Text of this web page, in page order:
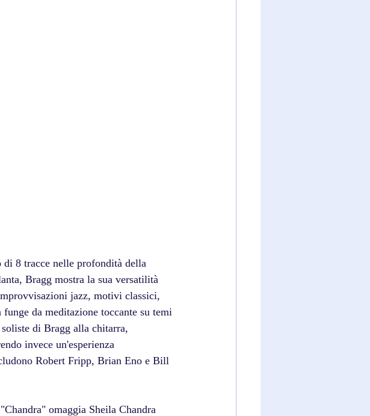
8 tracce nelle profondità della
Bragg mostra la sua versatilità
jazz, motivi classici,
da meditazione toccante su temi
di Bragg alla chitarra,
invece un'esperienza
Robert Fripp, Brian Eno e Bill
omaggia Sheila Chandra